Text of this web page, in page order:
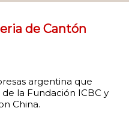
de Cantón
argentina que
la Fundación ICBC y
China.